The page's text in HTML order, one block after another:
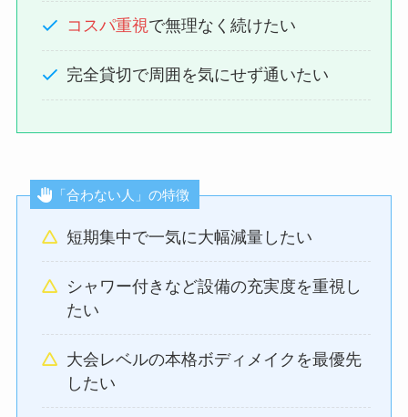
コスパ重視で無理なく続けたい
完全貸切で周囲を気にせず通いたい
「合わない人」の特徴
短期集中で一気に大幅減量したい
シャワー付きなど設備の充実度を重視し
たい
大会レベルの本格ボディメイクを最優先
したい